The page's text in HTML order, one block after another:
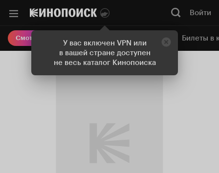
У вас включен VPN или
в вашей стране доступен
не весь каталог Кинопоиска
Войти
Смотреть кино Онлайн-кинотеатр Билеты в